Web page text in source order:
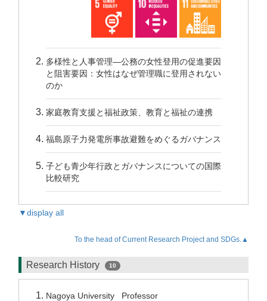
多様性と人事管理―公務の女性登用の促進要因
と阻害要因：女性はなぜ管理職に登用されない
のか
家庭教育支援と福祉政策、教育と福祉の連携
福島原子力発電所事故避難をめぐるガバナンス
子ども青少年行政とガバナンスについての国際
比較研究
▼display all
To the head of Current Research Project and SDGs.▲
Research History 10
Nagoya University Professor